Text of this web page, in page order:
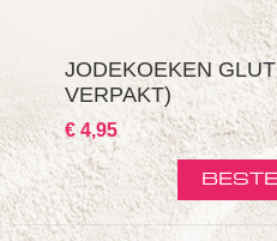
JODEKOEKEN
VERPAKT)
€ 4,95